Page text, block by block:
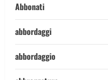
Abbonati
abbordaggi
abbordaggio